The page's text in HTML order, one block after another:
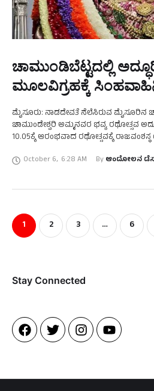
ಚಾಮುಂಡಿಬೆಟ್ಟದಲ್ಲಿ
ಮೂಲವಿಗ್ರಹಕ್ಕೆ
ಮೈಸೂರು: ನಾಡದೇವತೆ ನೆಲೆಸಿರುವ ಮೈಸೂರಿನ
ಚಾಮುಂಡೇಶ್ವರಿ ಅಮ್ಮನವರ ಭವ್ಯ ರಥೋತ್ಸವ
10.05ಕ್ಕೆ ಆರಂಭವಾದ ರಥೋತ್ಸವಕ್ಕೆ
ಇಂದು …October 6, 6:28 AM By ಆಂದೋಲನ
1 2 3 … 6
Stay Connected​